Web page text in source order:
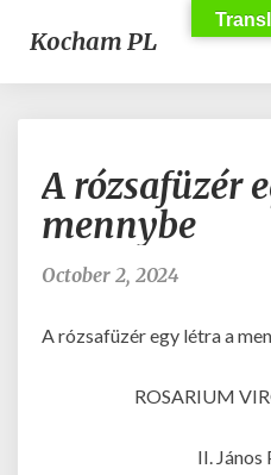
Kocham PL
A rózsafüzér
mennybe
October 2, 2024
A rózsafüzér egy létra a
ROSARIUM
II. János